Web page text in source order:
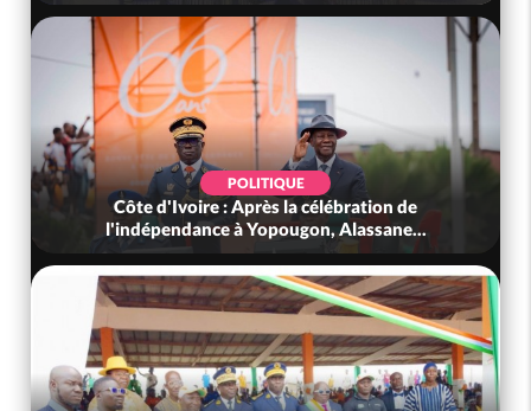
POLITIQUE
Côte d'Ivoire : Après la célébration de
l'indépendance à Yopougon, Alassane...